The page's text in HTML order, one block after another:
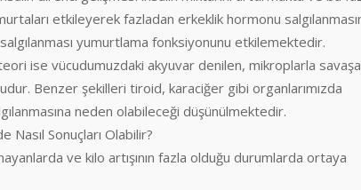
etkileyerek fazladan erkeklik hormonu
yumurtlama fonksiyonunu etkilemektedir.
ise vücudumuzdaki akyuvar denilen, mikroplarla
Benzer şekilleri tiroid, karaciğer gibi organlarımızda
neden olabileceği düşünülmektedir.
Sonuçları Olabilir?
ve kilo artışının fazla olduğu durumlarda ortaya